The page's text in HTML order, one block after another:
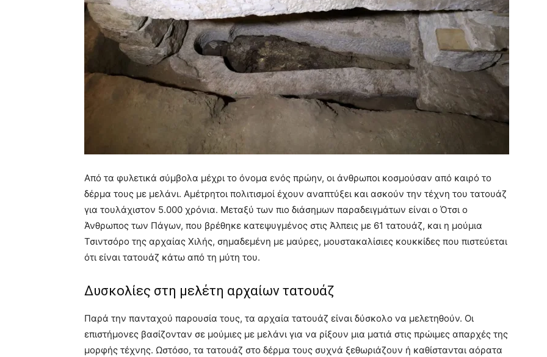
Από τα φυλετικά σύμβολα μέχρι το όνομα ενός πρώην, οι άνθρωποι κοσμούσαν από καιρό το
δέρμα τους με μελάνι. Αμέτρητοι πολιτισμοί έχουν αναπτύξει και ασκούν την τέχνη του τατουάζ
για τουλάχιστον 5.000 χρόνια. Μεταξύ των πιο διάσημων παραδειγμάτων είναι ο Ότσι ο
Άνθρωπος των Πάγων, που βρέθηκε κατεψυγμένος στις Άλπεις με 61 τατουάζ, και η μούμια
Τσιντσόρο της αρχαίας Χιλής, σημαδεμένη με μαύρες, μουστακαλίσιες κουκκίδες που πιστεύεται
ότι είναι τατουάζ κάτω από τη μύτη του.
Δυσκολίες στη μελέτη αρχαίων τατουάζ
Παρά την πανταχού παρουσία τους, τα αρχαία τατουάζ είναι δύσκολο να μελετηθούν. Οι
επιστήμονες βασίζονταν σε μούμιες με μελάνι για να ρίξουν μια ματιά στις πρώιμες απαρχές της
μορφής τέχνης. Ωστόσο, τα τατουάζ στο δέρμα τους συχνά ξεθωριάζουν ή καθίστανται αόρατα